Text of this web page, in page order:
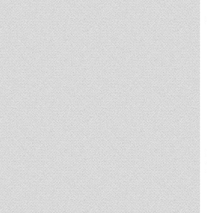
CẶP HỌC SINH MS:
TN 5017
CẶP HỌC SINH MS:
TN 5007
CẶP HỌC SINH MS:
TN 5015